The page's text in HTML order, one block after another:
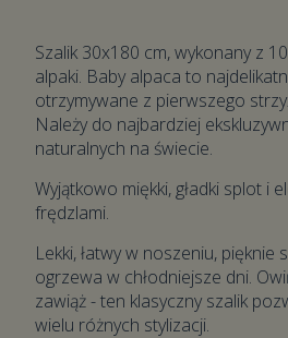
Szalik 30x180 cm, wykonany z
alpaki. Baby alpaca to
otrzymywane z pierwszego
Należy do najbardziej
naturalnych na świecie.
Wyjątkowo miękki, gładki splot i
frędzlami.
Lekki, łatwy w noszeniu, pięknie
ogrzewa w chłodniejsze dni.
zawiąż - ten klasyczny szalik
wielu różnych stylizacji.